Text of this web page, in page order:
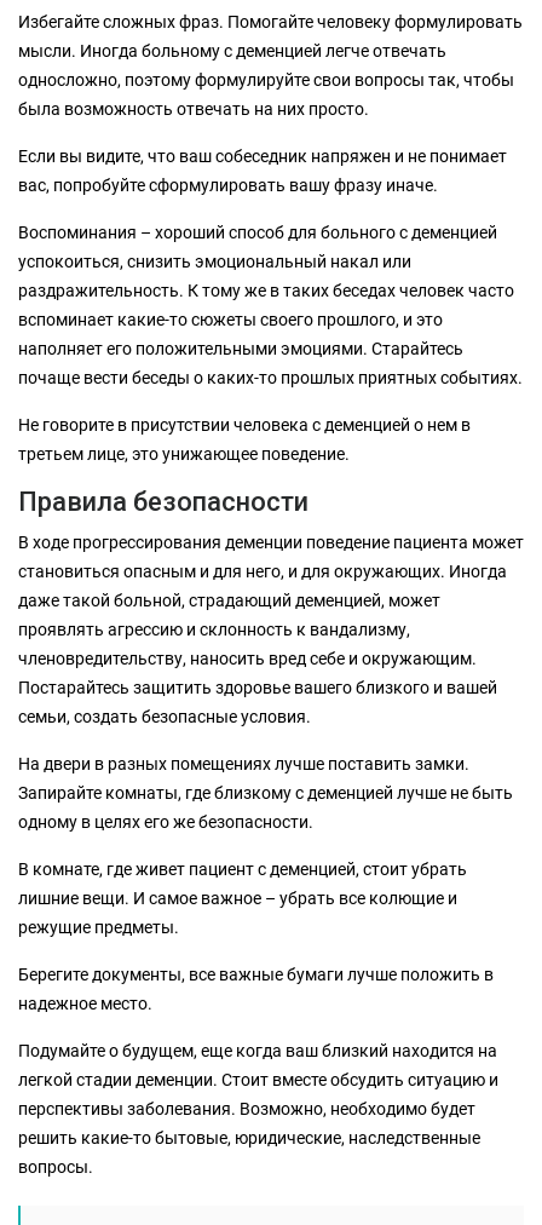
Избегайте сложных фраз. Помогайте человеку формулировать
мысли. Иногда больному с деменцией легче отвечать
односложно, поэтому формулируйте свои вопросы так, чтобы
была возможность отвечать на них просто.
Если вы видите, что ваш собеседник напряжен и не понимает
вас, попробуйте сформулировать вашу фразу иначе.
Воспоминания – хороший способ для больного с деменцией
успокоиться, снизить эмоциональный накал или
раздражительность. К тому же в таких беседах человек часто
вспоминает какие-то сюжеты своего прошлого, и это
наполняет его положительными эмоциями. Старайтесь
почаще вести беседы о каких-то прошлых приятных событиях.
Не говорите в присутствии человека с деменцией о нем в
третьем лице, это унижающее поведение.
Правила безопасности
В ходе прогрессирования деменции поведение пациента может
становиться опасным и для него, и для окружающих. Иногда
даже такой больной, страдающий деменцией, может
проявлять агрессию и склонность к вандализму,
членовредительству, наносить вред себе и окружающим.
Постарайтесь защитить здоровье вашего близкого и вашей
семьи, создать безопасные условия.
На двери в разных помещениях лучше поставить замки.
Запирайте комнаты, где близкому с деменцией лучше не быть
одному в целях его же безопасности.
В комнате, где живет пациент с деменцией, стоит убрать
лишние вещи. И самое важное – убрать все колющие и
режущие предметы.
Берегите документы, все важные бумаги лучше положить в
надежное место.
Подумайте о будущем, еще когда ваш близкий находится на
легкой стадии деменции. Стоит вместе обсудить ситуацию и
перспективы заболевания. Возможно, необходимо будет
решить какие-то бытовые, юридические, наследственные
вопросы.